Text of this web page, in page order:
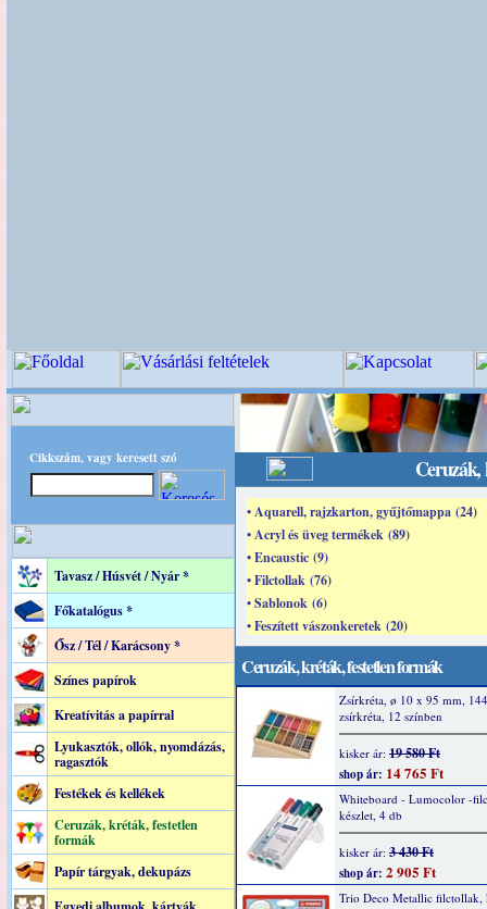
Cikkszám, vagy keresett szó
Tavasz / Húsvét / Nyár *
Főkatalógus *
Ősz / Tél / Karácsony *
Színes papírok
Kreatívitás a papírral
Lyukasztók, ollók, nyomdázás,
ragasztók
Festékek és kellékek
Ceruzák, kréták, festetlen
formák
Papír tárgyak, dekupázs
Ceruzák,
• Aquarell, rajzkarton, gyűjtőmappa (24)
• Acryl és üveg termékek (89)
• Encaustic (9)
• Filctollak (76)
• Sablonok (6)
• Feszített vászonkeretek (20)
Ceruzák, kréták, festetlen formák
Zsírkréta, ø 10 x 95 mm,
zsírkréta, 12 színben
kisker ár: 19 580 Ft
shop ár: 14 765 Ft
Whiteboard - Lumocolor -
készlet, 4 db
kisker ár: 3 430 Ft
shop ár: 2 905 Ft
Trio Deco Metallic filctollak,